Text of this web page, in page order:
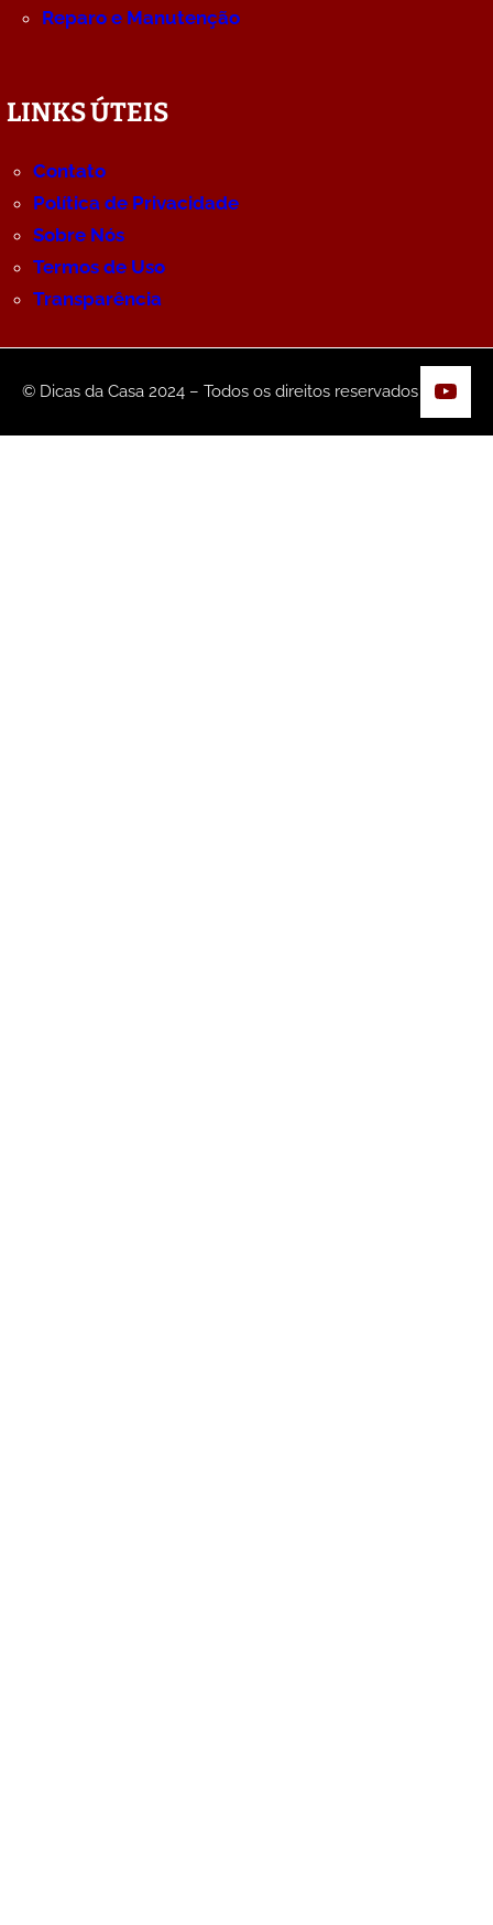
Reparo e Manutenção
LINKS ÚTEIS
Contato
Política de Privacidade
Sobre Nós
Termos de Uso
Transparência
© Dicas da Casa 2024 – Todos os direitos reservados